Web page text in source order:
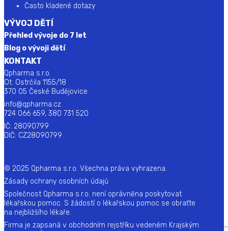
Často kladené dotazy
VÝVOJ DĚTÍ
Přehled vývoje do 7 let
Blog o vývoji dětí
KONTAKT
Qpharma s.r.o.
Ot. Ostrčila 1155/18
370 05 České Budějovice
info@qpharma.cz
724 066 659, 380 731 520
IČ: 28090799
DIČ: CZ28090799
© 2025 Qpharma s.r.o. Všechna práva vyhrazena.
Zásady ochrany osobních údajů
Společnost Qpharma s.r.o. není oprávněna poskytovat
lékařskou pomoc. S žádostí o lékařskou pomoc se obraťte
na nejbližšího lékaře.
Firma je zapsaná v obchodním rejstříku vedeném Krajským